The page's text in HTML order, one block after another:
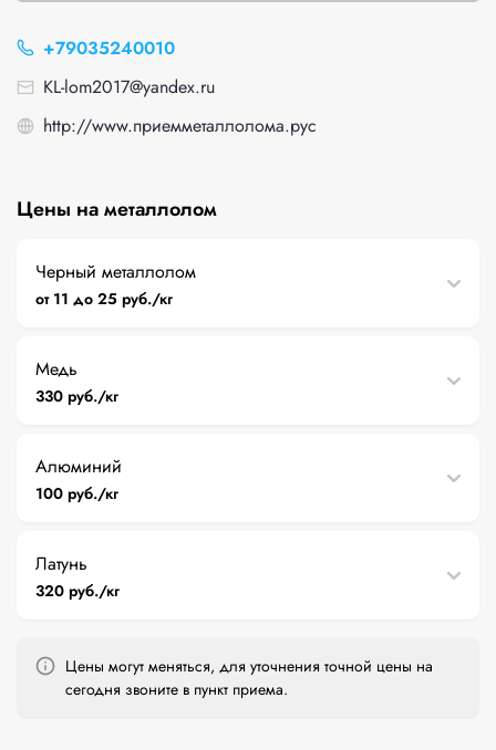
+79035240010
KL-lom2017@yandex.ru
http://www.приемметаллолома.рус
Цены на металлолом
Черный металлолом
от 11 до 25 руб./кг
Медь
330 руб./кг
Алюминий
100 руб./кг
Латунь
320 руб./кг
Цены могут меняться, для уточнения точной цены на
сегодня звоните в пункт приема.